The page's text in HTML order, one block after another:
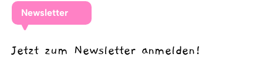
Newsletter
Jetzt zum Newsletter anmelden!